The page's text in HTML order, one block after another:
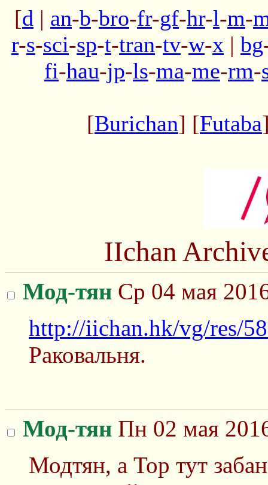
[d | an-b-bro-fr-gf-hr-l-m-
r-s-sci-sp-t-tran-tv-w-x | bg
fi-hau-jp-ls-ma-me-rm-
[Burichan] [Futaba
IIchan
Мод-тян Ср 04 мая
http://iichan.hk/vg/res/
Раковальня.
Мод-тян Пн 02 мая
Модтян, а Тор тут